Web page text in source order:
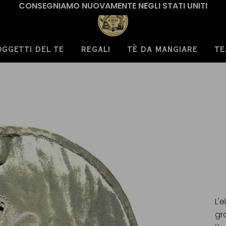
CONSEGNIAMO NUOVAMENTE NEGLI STATI UNITI
DEL TE REGALI TÈ DA MANGIARE